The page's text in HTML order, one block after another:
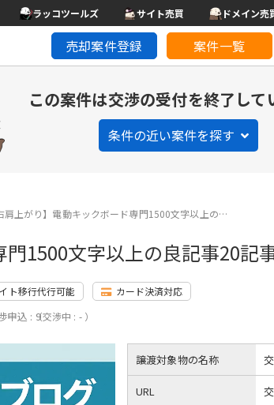
ラッコツールズ サイト売買 ドメイン売
売却案件登録 案件一覧
この案件は交渉の受付を終了して
条件の近い案件を探す
肩上がり】電動キックボード専門1500文字以上の…
1500文字以上の良記事20記
ト移行代行可能 カード決済対応
申込 : 9
（交渉中 : - ）
譲渡対象物の名称
URL